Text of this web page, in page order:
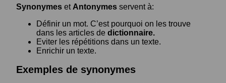
Synonymes et Antonymes servent à:
Définir un mot. C’est pourquoi on les trouve
dans les articles de dictionnaire.
Eviter les répétitions dans un texte.
Enrichir un texte.
Exemples de synonymes